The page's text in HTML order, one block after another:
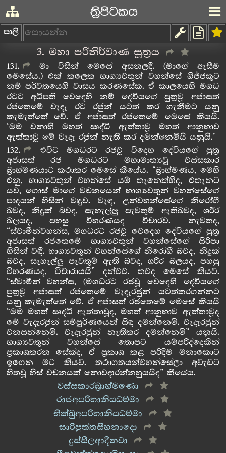
ත්‍රිපිටකය
පාලි
3. මහා පරිනිර්වාණ සූත්‍රය
131
මා විසින් මෙසේ අසනලදී. (මාගේ ඇසීම
මෙසේය.) එක් කලෙක භාග්‍යවතුන් වහන්සේ ගිජ්ජකූට
නම් පර්වතයෙහි වාසය කරණසේක. ඒ කාලයෙහි මගධ
රටට අධිපති වෙදෙහි නම් දේවියගේ පුත්‍රවූ අජාසත්
රජතෙමේ වැදැ රට රජුන් යටත් කර ගැනීමට යනු
කැමැත්තේ වේ. ඒ අජාසත් රජතෙමේ මෙසේ කියයි.
‘මම වනාහි මහත් ඍද්ධි ඇත්තාවූ මහත් ආනුභාව
ඇත්තාවූ මේ වැදැ රජුන් නැති කර දමන්නෙමියි යනුයි.’
132
එවිට මගධරට රජවූ විදෙහ දේවියගේ පුත්‍ර
අජාසත් රජ මගධරට මහාමාත්‍යවූ වස්සකාර
බ්‍රාහ්මණයාට කථාකර මෙසේ කීයේය. “බ්‍රාහ්මණය, මෙහි
එනු, භාග්‍යවතුන් වහන්සේ යම් තැනෙක්හිද, එතැනට
යව, ගොස් මාගේ වචනයෙන් භාග්‍යවතුන් වහන්සේගේ
පාදයන් හිසින් වඳුව. වැඳ, උන්වහන්සේගේ නිරෝගී
බවද, නිදුක් බවද, සැහැල්ලු පැවතුම් ඇතිබවද, ශරීර
බලයද, පහසු විහරණයද විචාරව. නැවතද,
“ස්වාමීන්වහන්ස, මගධරට රජවූ වෙදෙහ දේවියගේ පුත්‍ර
අජාසත් රජතෙමේ භාග්‍යවතුන් වහන්සේගේ සිරිපා
හිසින් වඳී. භාග්‍යවතුන් වහන්සේගේ නිරෝගී බවද, නිදුක්
බවද, සැහැල්ලු පැවතුම් ඇති බවද, ශරීර බලයද, පහසු
විහරණයද, විචාරායයි” දන්වව. තවද මෙසේ කියව.
“ස්වාමීන් වහන්ස, (මගධරට රජවූ වෙදෙහි දේවියගේ
පුත්‍රවූ අජාසත් රජතෙමේ වැදැරජුන් යටත්කරගන්නට
යනු කැමැත්තේ වේ. ඒ අජාසත් රජතෙමේ මෙසේ කියයි
“මම මහත් ඍද්ධි ඇත්තාවූද, මහත් ආනුභාව ඇත්තාවූද
මේ වැදැරජුන් සම්පූර්ණයෙන් සිඳ දමන්නෙමි. වැදැරජුන්
වනසන්නෙමි. වැදැරජුන් නැතිකර දමන්නෙමි” යනුයි.
භාග්‍යවතුන් වහන්සේ තොපට යම්පරිද්දෙකින්
ප්‍රකාශකරන සේක්ද, ඒ ප්‍රකාශ කළ පරිදිම මනාකොට
ඉගෙන මට කියව. තථාගතයන්වහන්සේලා අවැඩට
හිතවූ හිස් වචනයක් නොවදාරන්නහුයයිද” කීයේය.
වස්සකාරබ්‍රාහ්මණො
රාජඅපරිහානියධම්මා
භික්ඛුඅපරිහානියධම්මා
සාරිපුත්තසීහනාදො
දුස්සීලආදීනවා